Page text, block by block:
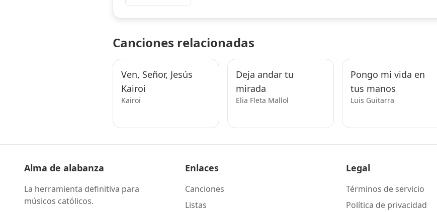
Canciones relacionadas
Ven, Señor, Jesús
Kairoi
Kairoi
Deja andar tu
mirada
Elia Fleta Mallol
Pongo mi vida en
tus manos
Luis Guitarra
Alma de alabanza
La herramienta definitiva para
músicos católicos.
Enlaces
Canciones
Listas
Legal
Términos de servicio
Política de privacidad